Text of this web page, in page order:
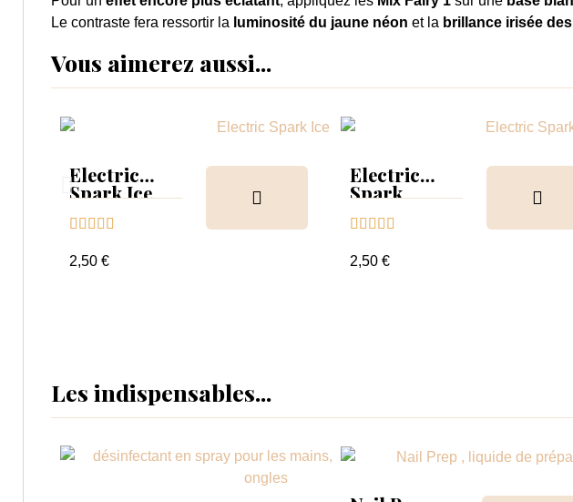
Le contraste fera ressortir la luminosité du jaune néon et la brillance irisée
Vous aimerez aussi...
Electric
Spark Ice
    
2,50 €
Electric
Spark
    
2,50 €
Les indispensables...